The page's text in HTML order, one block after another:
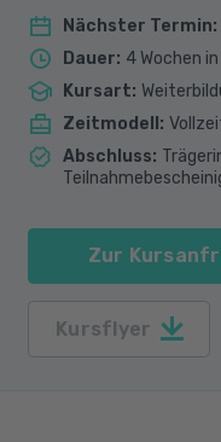
Nächster Termin:
Dauer: 4 Wochen
Kursart:
Zeitmodell :
Abschluss:
Zur
Kursflyer